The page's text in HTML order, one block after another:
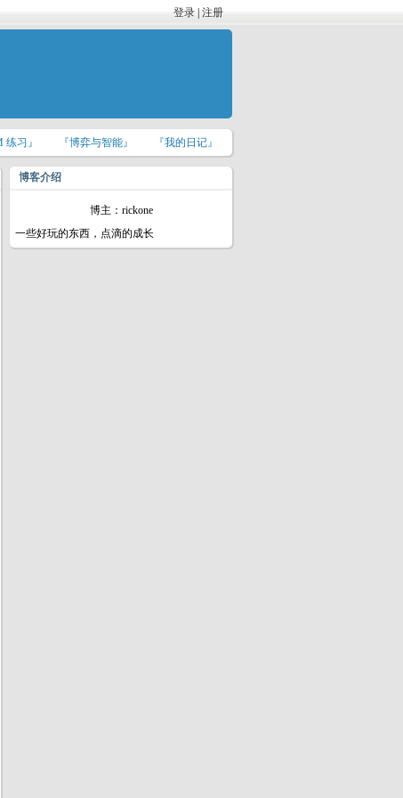
登录 注册
练习』 『博弈与智能』 『我的日记』
博客介绍
博主：rickone
一些好玩的东西，点滴的成长